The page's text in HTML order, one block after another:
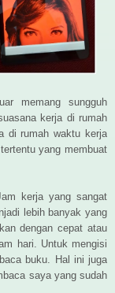
memang sungguh
kerja di rumah
di rumah waktu kerja
yang membuat
kerja yang sangat
lebih banyak yang
dengan cepat atau
hari. Untuk mengisi
buku. Hal ini juga
saya yang sudah